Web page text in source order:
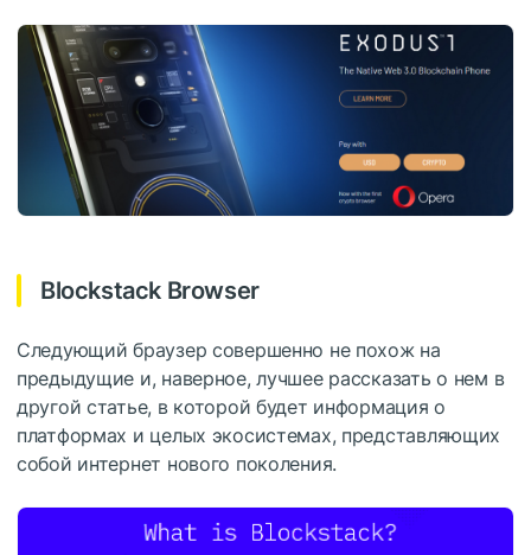
Blockstack Browser
Следующий браузер совершенно не похож на
предыдущие и, наверное, лучшее рассказать о нем в
другой статье, в которой будет информация о
платформах и целых экосистемах, представляющих
собой интернет нового поколения.